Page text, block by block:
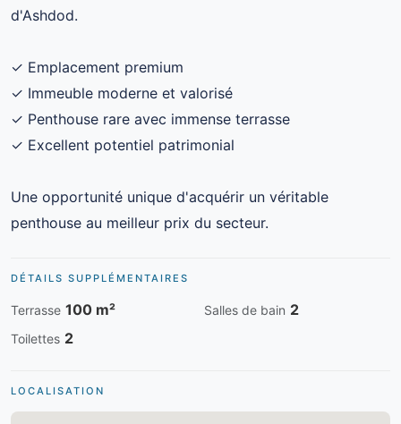
d'Ashdod.
✓ Emplacement premium
✓ Immeuble moderne et valorisé
✓ Penthouse rare avec immense terrasse
✓ Excellent potentiel patrimonial
Une opportunité unique d'acquérir un véritable
penthouse au meilleur prix du secteur.
DÉTAILS SUPPLÉMENTAIRES
Terrasse 100 m² Salles de bain 2
Toilettes 2
LOCALISATION